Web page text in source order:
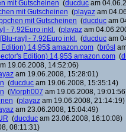
mit Gutscheinen (ducduc am
mit Gutscheinen (playaz am
mit Gutscheinen (ducduc am
- 7,92Euro inkl. (playaz am
ray] - 7,92Euro inkl. (ducduc am
14,95$ amazon.com (brösl
Edition) 14,95$ amazon.com (
19.06.2008, 14:52:06)
am 19.06.2008, 15:28:01)
(ducduc am 19.06.2008, 15:35:14)
(Morph007 am 19.06.2008,
(playaz am 19.06.2008, 21:14:19)
am 23.06.2008, 15:04:49)
(ducduc am 23.06.2008, 16:10:08)
08:11:31)